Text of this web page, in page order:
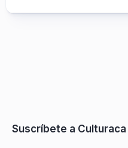
Suscríbete a Culturaca